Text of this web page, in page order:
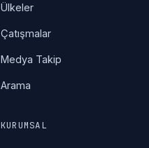
Ülkeler
Çatışmalar
Medya Takip
Arama
KURUMSAL